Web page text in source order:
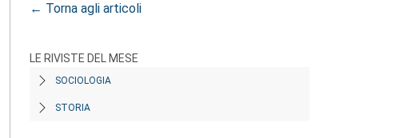
← Torna agli articoli
LE RIVISTE DEL MESE
SOCIOLOGIA
STORIA